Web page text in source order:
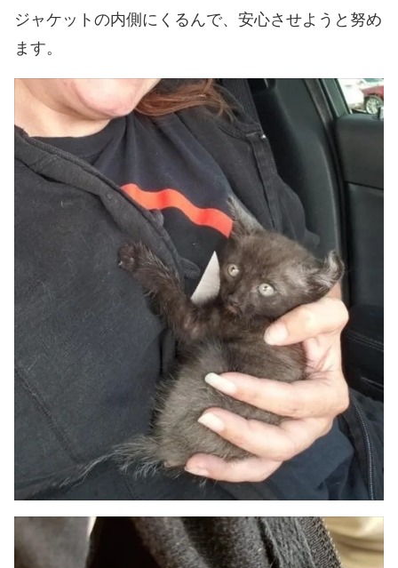
ジャケットの内側にくるんで、安心させようと努め
ます。